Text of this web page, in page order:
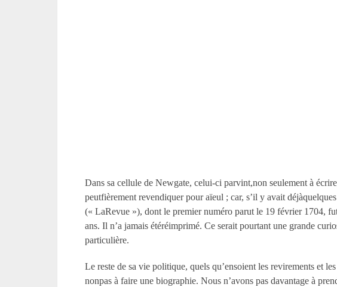
Dans sa cellule de Newgate, celui-ci parvint,non seulement à
peutfièrement revendiquer pour aïeul ; car, s’il y avait
(« LaRevue »), dont le premier numéro parut le 19 février 1704,
ans. Il n’a jamais étéréimprimé. Ce serait pourtant une grande
particulière.
Le reste de sa vie politique, quels qu’ensoient les revirements et
nonpas à faire une biographie. Nous n’avons pas davantage à